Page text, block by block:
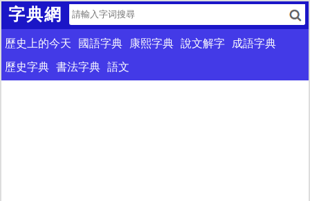
字典網
歷史上的今天 國語字典 康熙字典 說文解字
成語字典
歷史字典 書法字典 語文